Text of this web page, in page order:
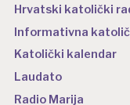
Hrvatski katolički
Informativna
Katolički kalendar
Laudato
Radio Marija